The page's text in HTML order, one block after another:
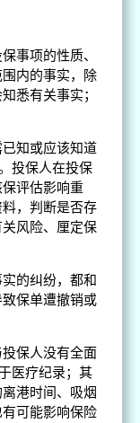
事项的性质、
内的事实，除
悉有关事实；
知或应该知道
投保人在投保
评估影响重
，判断是否存
风险、厘定保
的纠纷，都和
保单遭撤销或
保人没有全面
医疗纪录；其
港时间、吸烟
可能影响保险